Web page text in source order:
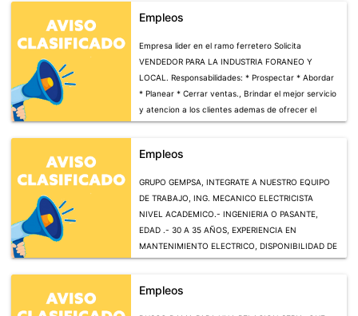
Empleos
Empresa lider en el ramo ferretero Solicita
VENDEDOR PARA LA INDUSTRIA FORANEO Y
LOCAL. Responsabilidades: * Prospectar * Abordar
* Planear * Cerrar ventas., Brindar el mejor servicio
y atencion a los clientes ademas de ofrecer el
producto que se ajuste a las necesidades y
empresa a cumplir las metas acordadas. Requisitos:
campo/ industria 2.- Contar con un minimo de
certificado de preparatoria 3.- Gusto por las
Interesados presentarse en Av. de la paz # 70, con
Empleos
GRUPO GEMPSA, INTEGRATE A NUESTRO EQUIPO
DE TRABAJO, ING. MECANICO ELECTRICISTA
NIVEL ACADEMICO.- INGENIERIA O PASANTE,
EDAD .- 30 A 35 AÑOS, EXPERIENCIA EN
MANTENIMIENTO ELECTRICO, DISPONIBILIDAD DE
HORARIO, OFRECEMOS PRESTACIONES DE LEY.
CV POR EMAIL
Empleos